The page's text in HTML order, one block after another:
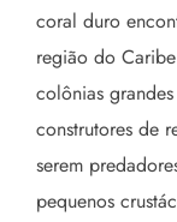
coral duro
região do
colônias
construtores de
serem
pequenos